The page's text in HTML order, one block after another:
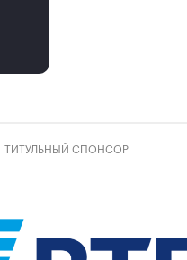
ТИТУЛЬНЫЙ СПОНСОР